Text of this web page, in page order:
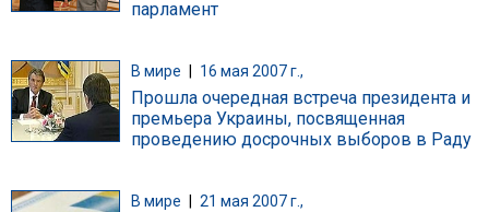
парламент
В мире 16 мая 2007 г.,
Прошла очередная встреча президента и
премьера Украины, посвященная
проведению досрочных выборов в Раду
В мире 21 мая 2007 г.,